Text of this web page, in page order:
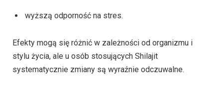
wyższą odporność na stres.
Efekty mogą się różnić w zależności od organizmu i
stylu życia, ale u osób stosujących Shilajit
systematycznie zmiany są wyraźnie odczuwalne.